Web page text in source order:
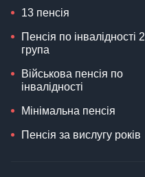
13 пенсія
Пенсія по інвалідності 2
група
Військова пенсія по
інвалідності
Мінімальна пенсія
Пенсія за вислугу років